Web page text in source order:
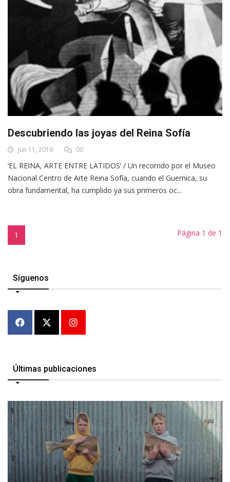
Descubriendo las joyas del Reina Sofía
Jun 11, 2019 00
‘EL REINA, ARTE ENTRE LATIDOS’ / Un recorrido por el Museo
Nacional Centro de Arte Reina Sofía, cuando el Guernica, su
obra fundamental, ha cumplido ya sus primeros oc...
1 Página 1 de 1
Síguenos
Últimas publicaciones